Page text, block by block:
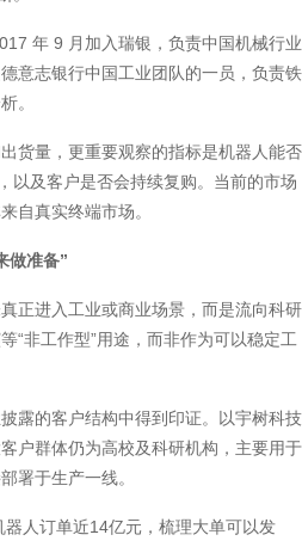
年 9 月加入瑞银，负责中国机械行业
意志银行中国工业团队的一员，负责铁
。
货量，更重要观察的指标是机器人能否
以及客户是否会持续复购。当前的市场
自真实终端市场。
做准备”
正进入工业或商业场景，而是流向科研
“非工作型”用途，而非作为可以稳定工
露的客户结构中得到印证。以宇树科技
户群体仍为高校及科研机构，主要用于
署于生产一线。
人订单近14亿元，梳理大单可以发